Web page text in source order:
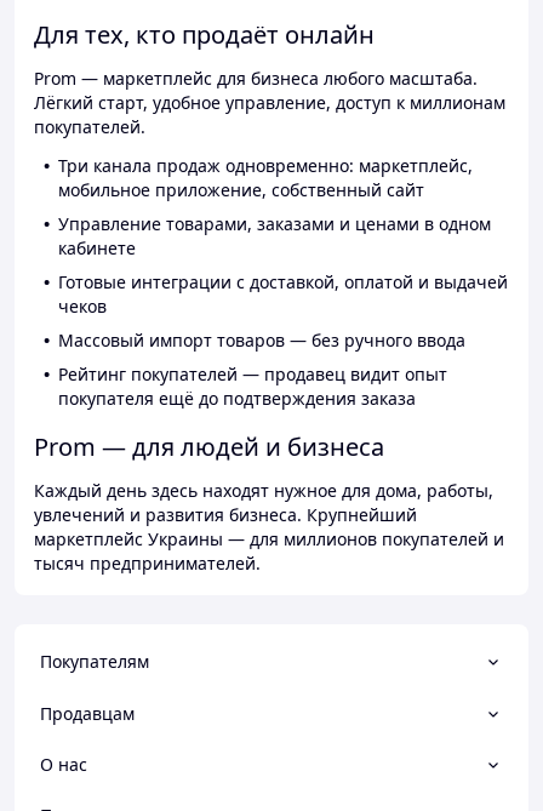
Для тех, кто продаёт онлайн
Prom — маркетплейс для бизнеса любого масштаба.
Лёгкий старт, удобное управление, доступ к миллионам
покупателей.
Три канала продаж одновременно: маркетплейс,
мобильное приложение, собственный сайт
Управление товарами, заказами и ценами в одном
кабинете
Готовые интеграции с доставкой, оплатой и выдачей
чеков
Массовый импорт товаров — без ручного ввода
Рейтинг покупателей — продавец видит опыт
покупателя ещё до подтверждения заказа
Prom — для людей и бизнеса
Каждый день здесь находят нужное для дома, работы,
увлечений и развития бизнеса. Крупнейший
маркетплейс Украины — для миллионов покупателей и
тысяч предпринимателей.
Покупателям
Продавцам
О нас